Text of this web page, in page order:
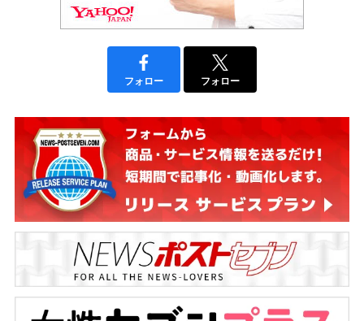
フォロー フォロー